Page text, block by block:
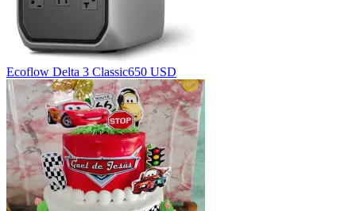
Ecoflow Delta 3 Classic650 USD